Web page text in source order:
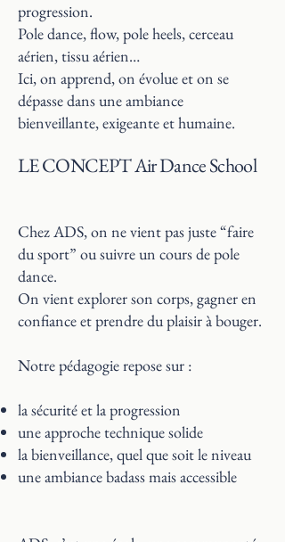
progression.
Pole dance, flow, pole heels, cerceau
aérien, tissu aérien…
Ici, on apprend, on évolue et on se
dépasse dans une ambiance
bienveillante, exigeante et humaine.
LE CONCEPT Air Dance School
Chez ADS, on ne vient pas juste “faire
du sport” ou suivre un cours de pole
dance.
On vient explorer son corps, gagner en
confiance et prendre du plaisir à bouger.
Notre pédagogie repose sur :
la sécurité et la progression
une approche technique solide
la bienveillance, quel que soit le niveau
une ambiance badass mais accessible